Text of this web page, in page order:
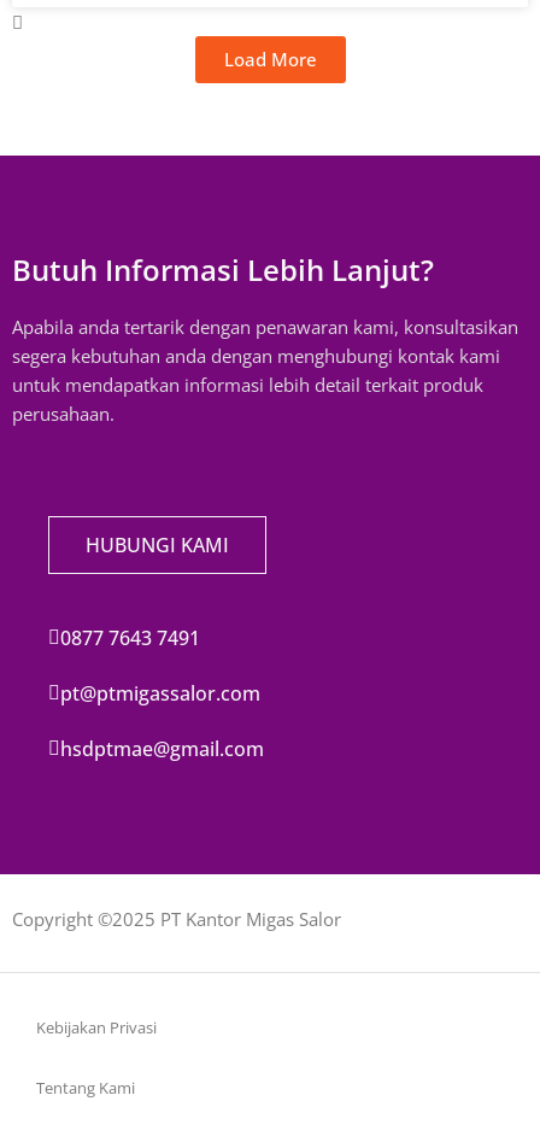
Load More
Butuh Informasi Lebih Lanjut?
Apabila anda tertarik dengan penawaran kami, konsultasikan
segera kebutuhan anda dengan menghubungi kontak kami
untuk mendapatkan informasi lebih detail terkait produk
perusahaan.
HUBUNGI KAMI
0877 7643 7491
pt@ptmigassalor.com
hsdptmae@gmail.com
Copyright ©2025 PT Kantor Migas Salor
Kebijakan Privasi
Tentang Kami